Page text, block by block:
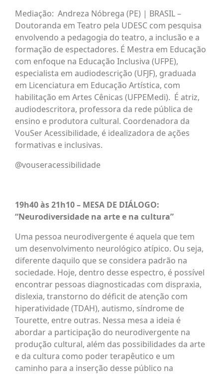
Mediação: Andreza Nóbrega (PE) | BRASIL –
Doutoranda em Teatro pela UDESC com pesquisa
envolvendo a pedagogia do teatro, a inclusão e a
formação de espectadores. É Mestra em Educação
com enfoque na Educação Inclusiva (UFPE),
especialista em audiodescrição (UFJF), graduada
em Licenciatura em Educação Artística, com
habilitação em Artes Cênicas (UFPEMedi). É atriz,
audiodescritora, professora da rede pública de
ensino e produtora cultural. Coordenadora da
VouSer Acessibilidade, é idealizadora de ações
formativas e inclusivas.​
@vouseracessibilidade​
19h40 às 21h10 – MESA DE DIÁLOGO:
“Neurodiversidade na arte e na cultura”
Uma pessoa neurodivergente é aquela que tem
um desenvolvimento neurológico atípico. Ou seja,
diferente daquilo que se considera padrão na
sociedade. Hoje, dentro desse espectro, é possível
encontrar pessoas diagnosticadas com dispraxia,
dislexia, transtorno do déficit de atenção com
hiperatividade (TDAH), autismo, síndrome de
Tourette, entre outras. Nessa mesa a ideia é
abordar a participação do neurodivergente na
produção cultural, além das possibilidades da arte
e da cultura como poder terapêutico e um
caminho para a inserção desse público na